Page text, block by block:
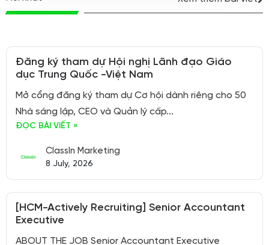
Đăng ký tham dự Hội nghị Lãnh đạo Giáo
dục Trung Quốc -Việt Nam
Mở cổng đăng ký tham dự Cơ hội dành riêng cho 50
Nhà sáng lập, CEO và Quản lý cấp...
ĐỌC BÀI VIẾT »
ClassIn Marketing
8 July, 2026
[HCM-Actively Recruiting] Senior Accountant
Executive
ABOUT THE JOB Senior Accountant Executive